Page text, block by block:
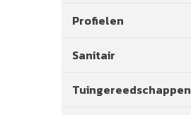
Profielen
Sanitair
Tuingereedschappen